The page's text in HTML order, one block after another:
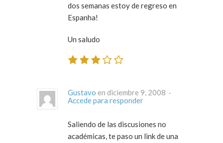
dos semanas estoy de regreso en
Espanha!
Un saludo
Gustavo
en diciembre 9, 2008 ·
Accede para responder
Saliendo de las discusiones no
académicas, te paso un link de una